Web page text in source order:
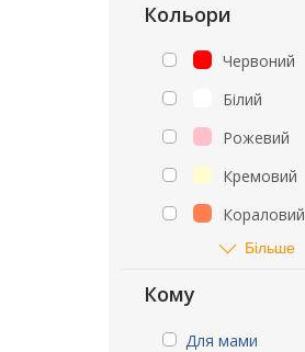
Кольори
Червоний
Білий
Рожевий
Кремовий
Кораловий
Більше
Кому
Для мами